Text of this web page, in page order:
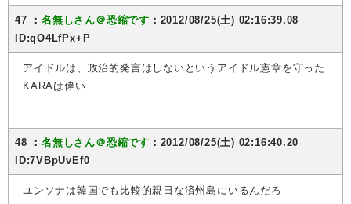
47 ：名無しさん＠恐縮です ：2012/08/25(土) 02:16:39.08
ID:qO4LfPx+P
アイドルは、政治的発言はしないというアイドル憲章を守った
KARAは偉い
48 ：名無しさん＠恐縮です ：2012/08/25(土) 02:16:40.20
ID:7VBpUvEf0
ユンソナは韓国でも比較的親日な済州島にいるんだろ